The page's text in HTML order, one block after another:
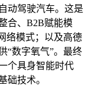
动驾驶汽车。这是
合、B2B赋能模
络模式；以及高德
“数字氧气”。最终
个具身智能时代
础技术。